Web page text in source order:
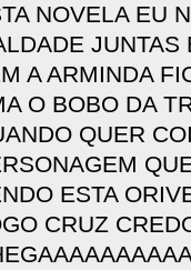
NOVELA EU
JUNTAS
A ARMINDA
O BOBO DA
QUER
ESTA
CRUZ